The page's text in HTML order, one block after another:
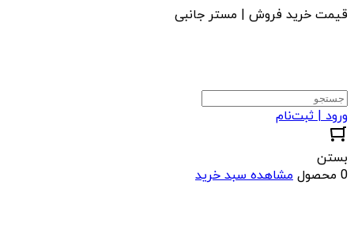
قیمت خرید فروش | مستر جانبی
ورود | ثبت‌نام
بستن
0 محصول
مشاهده سبد خرید